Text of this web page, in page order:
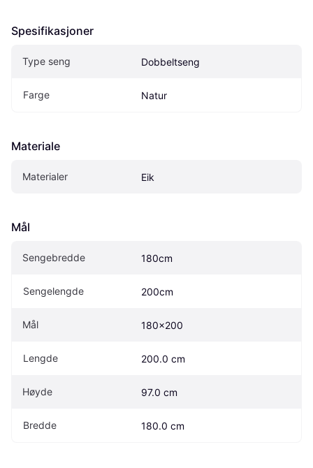
Spesifikasjoner
Type seng Dobbeltseng
Farge Natur
Materiale
Materialer Eik
Mål
Sengebredde 180cm
Sengelengde 200cm
Mål 180x200
Lengde 200.0 cm
Høyde 97.0 cm
Bredde 180.0 cm